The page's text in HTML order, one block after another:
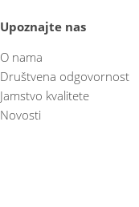
Upoznajte nas
O nama
Društvena odgovornost
Jamstvo kvalitete
Novosti